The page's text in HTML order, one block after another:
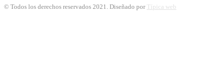
© Todos los derechos reservados 2021. Diseñado por Típica web